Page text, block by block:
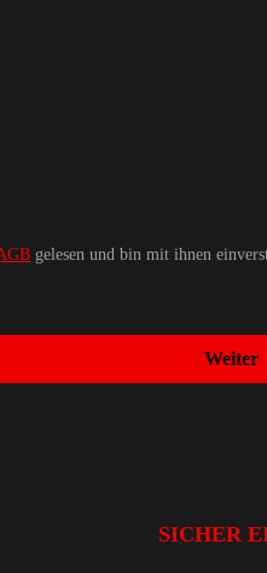
gelesen und bin mit ihnen
Weiter
SICHER